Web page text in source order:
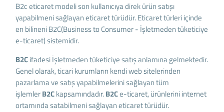
B2c eticaret modeli son kullanıcıya direk ürün satışı
yapabilmeni sağlayan eticaret türüdür. Eticaret türleri içinde
en bilineni B2C(Business to Consumer - İşletmeden tüketiciye
e-ticaret) sistemidir.
B2Cifadesi İşletmeden tüketiciye satış anlamına gelmektedir.
Genel olarak, ticari kurumların kendi web sitelerinden
pazarlama ve satış yapabilmelerini sağlayan tüm
işlemlerB2Ckapsamındadır.B2Ce-ticaret, ürünlerini internet
ortamında satabilmeni sağlayan eticaret türüdür.